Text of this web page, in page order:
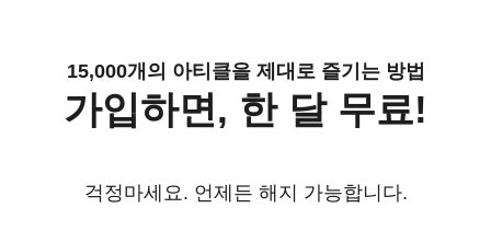
15,000개의 아티클을 제대로 즐기는 방법
가입하면, 한 달 무료!
걱정마세요. 언제든 해지 가능합니다.